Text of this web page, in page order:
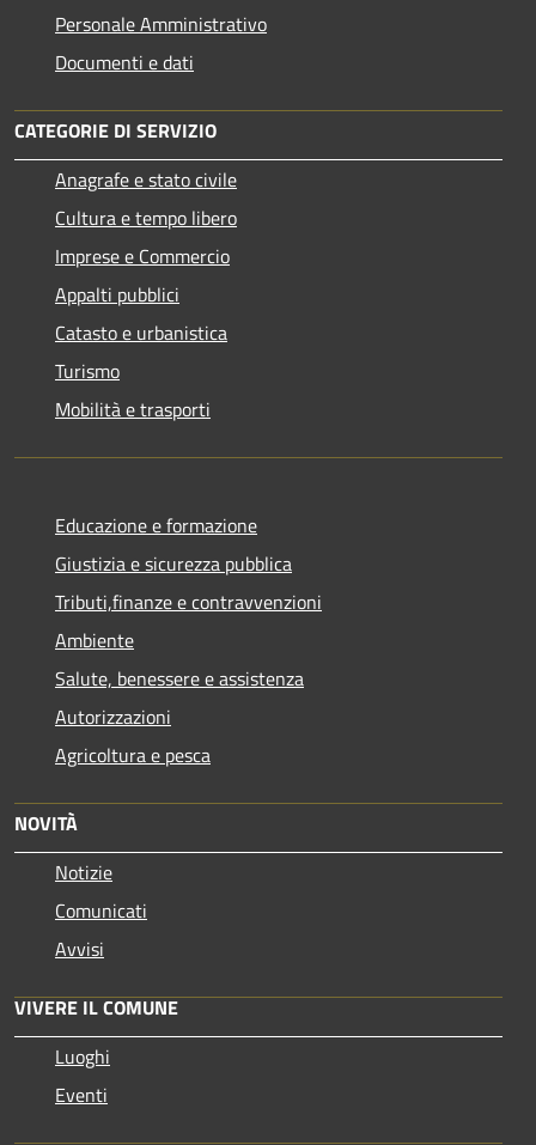
Personale Amministrativo
Documenti e dati
CATEGORIE DI SERVIZIO
Anagrafe e stato civile
Cultura e tempo libero
Imprese e Commercio
Appalti pubblici
Catasto e urbanistica
Turismo
Mobilità e trasporti
Educazione e formazione
Giustizia e sicurezza pubblica
Tributi,finanze e contravvenzioni
Ambiente
Salute, benessere e assistenza
Autorizzazioni
Agricoltura e pesca
NOVITÀ
Notizie
Comunicati
Avvisi
VIVERE IL COMUNE
Luoghi
Eventi